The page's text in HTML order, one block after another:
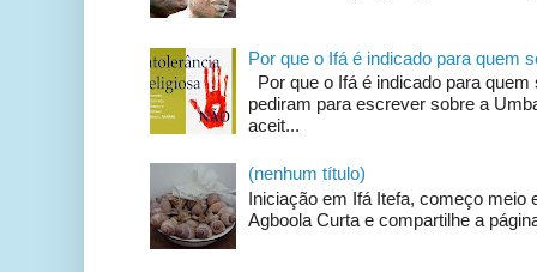
Por que o Ifá é indicado para quem
Por que o Ifá é indicado para
pediram para escrever sobre a
aceit...
(nenhum título)
Iniciação em Ifá Itefa, começo meio
Agboola Curta e compartilhe a